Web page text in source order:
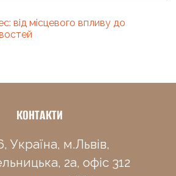
від місцевого впливу до
КОНТАКТИ
Україна, м.Львів,
2а, офіс 312